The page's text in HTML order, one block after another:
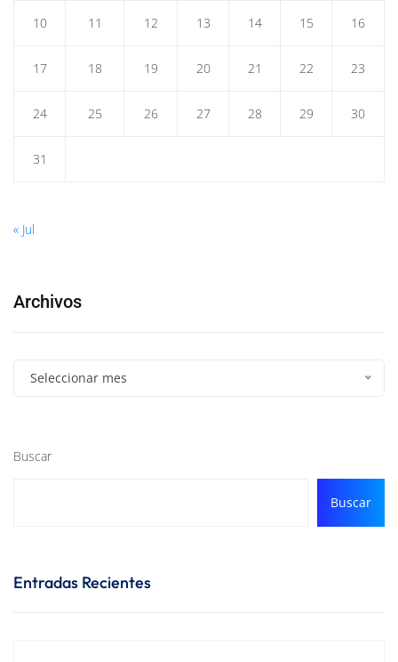
10 11 12 13 14 15 16
17 18 19 20 21 22 23
24 25 26 27 28 29 30
31
« Jul
Archivos
Seleccionar mes
Buscar
Buscar
Entradas Recientes